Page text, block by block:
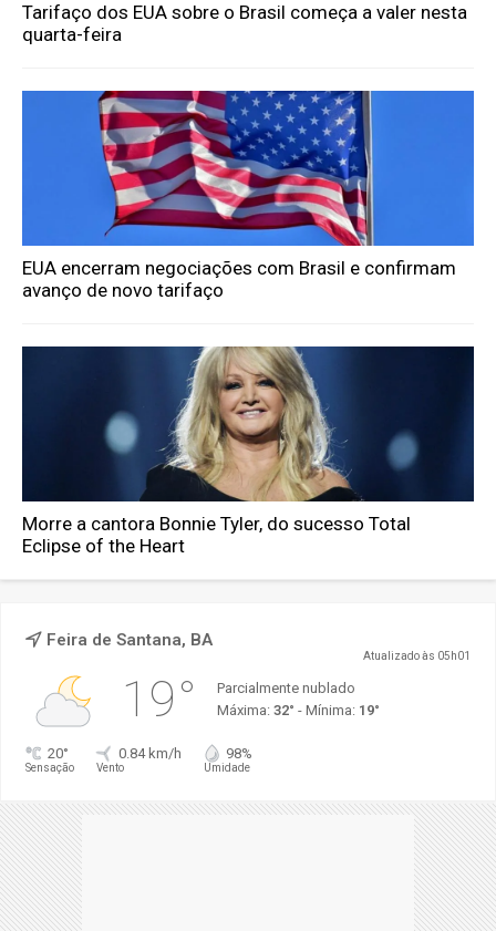
Tarifaço dos EUA sobre o Brasil começa a valer nesta
quarta-feira
EUA encerram negociações com Brasil e confirmam
avanço de novo tarifaço
Morre a cantora Bonnie Tyler, do sucesso Total
Eclipse of the Heart
Feira de Santana, BA
Atualizado às 05h01
19°
Parcialmente nublado
Máxima: 32° - Mínima: 19°
20°
Sensação
0.84 km/h
Vento
98%
Umidade